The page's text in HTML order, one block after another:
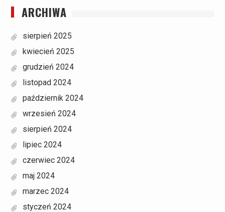
ARCHIWA
sierpień 2025
kwiecień 2025
grudzień 2024
listopad 2024
październik 2024
wrzesień 2024
sierpień 2024
lipiec 2024
czerwiec 2024
maj 2024
marzec 2024
styczeń 2024